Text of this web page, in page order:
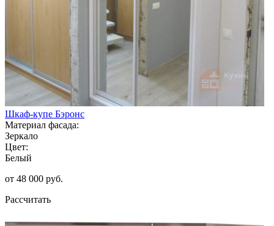
Шкаф-купе Бэронс
Материал фасада:
Зеркало
Цвет:
Белый
от 48 000 руб.
Рассчитать